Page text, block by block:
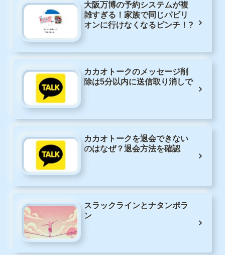
大阪万博の予約システムが複
雑すぎる！家族で同じパビリ
オンに行けなくなるピンチ！?
カカオトークのメッセージ削
除は5分以内に送信取り消しで
カカオトークを退会できない
のはなぜ？退会方法を確認
スラックラインとナタンポラ
ン